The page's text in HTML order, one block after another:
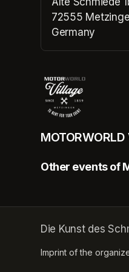
72555
Germany
(opens in a
Other events of
Die Kunst des
Imprint of the